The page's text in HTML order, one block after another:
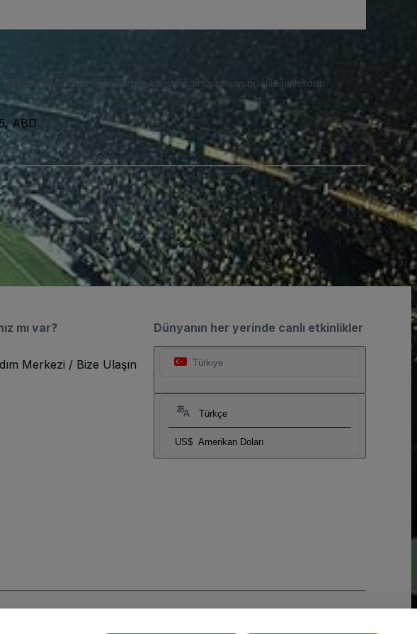
. Bizden SMS bildirimleri alabilir ve istediğiniz zaman bu bildirimlerden
ABD
Dünyanın her yerinde canlı etkinlikler
Türkiye
Türkçe
US$ Amerikan Doları
mı var?
Merkezi / Bize Ulaşın